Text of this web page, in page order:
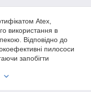
Atex,
використання в
Відповідно до
пилососи
запобігти
частинок.